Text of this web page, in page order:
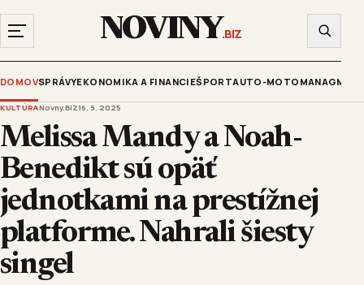
NOVINY.BIZ
DOMOVSPRÁVYEKONOMIKA A FINANCIEŠPORTAUTO-MOTO
KULTÚRANovny.BIZ16. 9. 2025
Melissa Mandy a Noah-
Benedikt sú opäť
jednotkami na prestížnej
platforme. Nahrali šiesty
singel